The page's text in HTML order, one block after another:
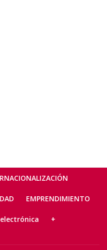
EMPRENDIMIENTO
+